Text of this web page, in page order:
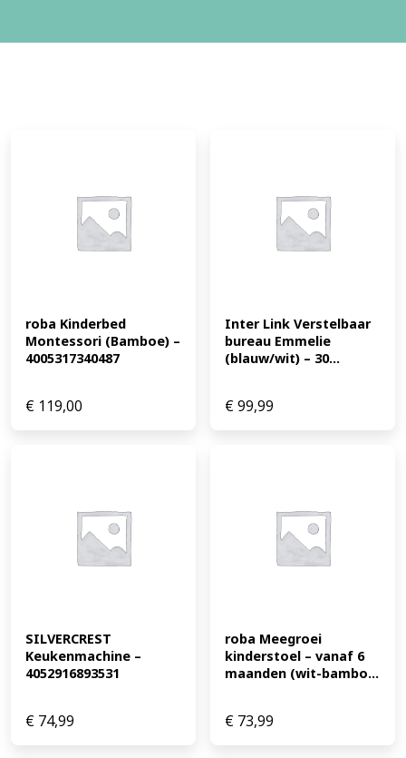
roba Kinderbed
Montessori (Bamboe) –
4005317340487
€ 119,00
Inter Link Verstelbaar
bureau Emmelie
(blauw/wit) – 30...
€99,99
SILVERCREST
Keukenmachine –
4052916893531
€ 74,99
roba Meegroei
kinderstoel – vanaf 6
maanden (wit-bambo...
€ 73,99